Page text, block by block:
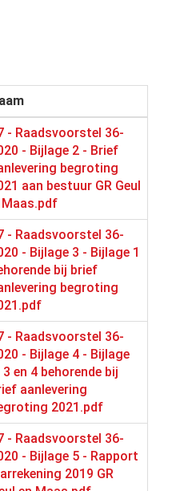
- Raadsvoorstel 36-
- Bijlage 2 - Brief
begroting
aan bestuur GR Geul
Maas.pdf
- Raadsvoorstel 36-
- Bijlage 3 - Bijlage 1
bij brief
begroting
- Raadsvoorstel 36-
- Bijlage 4 - Bijlage
3 en 4 behorende bij
aanlevering
2021.pdf
- Raadsvoorstel 36-
- Bijlage 5 - Rapport
2019 GR